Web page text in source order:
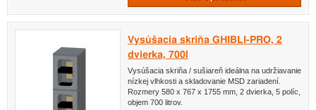
Vysúšacia skriňa GHIBLI-PRO, 2
dvierka, 700l
Vysúšacia skriňa / sušiareň ideálna na udržiavanie
nízkej vlhkosti a skladovanie MSD zariadení.
Rozmery 580 x 767 x 1755 mm, 2 dvierka, 5 políc,
objem 700 litrov.